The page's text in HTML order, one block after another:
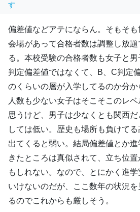
す
偏差値などアテにならん。そもそ
会場があって合格者数は調整し放
る。本校受験の合格者数も女子と
判定偏差値ではなくて、B、C判定
のくらいの層が入学してるのか分か
人数も少ない女子はそこそこのレ
思うけど、男子は少なくとも関西
しては低い。歴史も場所も負けて
出てくると弱い。結局偏差値とか
きたところは真似されて、立ち位
もしれない。なので、とにかく進
いけないのだが、ここ数年の状況
るのでこれからも厳しそう。